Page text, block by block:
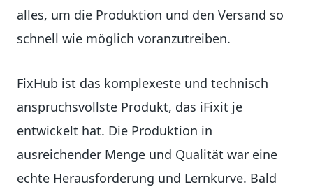
alles, um die Produktion und den Versand so
schnell wie möglich voranzutreiben.
FixHub ist das komplexeste und technisch
anspruchsvollste Produkt, das iFixit je
entwickelt hat. Die Produktion in
ausreichender Menge und Qualität war eine
echte Herausforderung und Lernkurve. Bald